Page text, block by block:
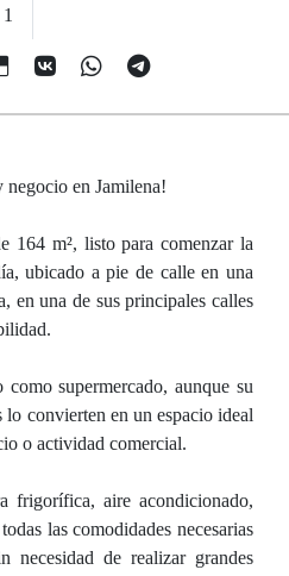
1
negocio en Jamilena!
164 m², listo para comenzar la
ubicado a pie de calle en una
en una de sus principales calles
supermercado, aunque su
convierten en un espacio ideal
o actividad comercial.
frigorífica, aire acondicionado,
las comodidades necesarias
necesidad de realizar grandes